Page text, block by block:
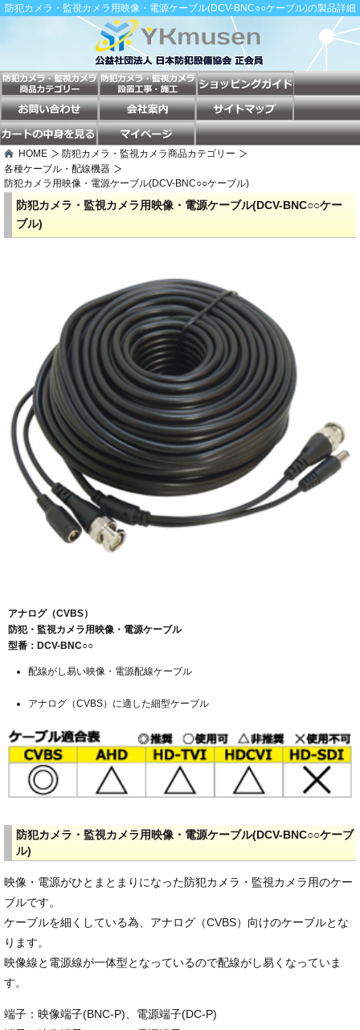
防犯カメラ・監視カメラ用映像・電源ケーブル(DCV-BNC○○ケーブル)の製品詳細
HOME
防犯カメラ・監視カメラ商品カテゴリー
各種ケーブル・配線機器
防犯カメラ用映像・電源ケーブル(DCV-BNC○○ケーブル)
防犯カメラ・監視カメラ用映像・電源ケーブル(DCV-BNC○○ケー
ブル)
アナログ（CVBS）
防犯・監視カメラ用映像・電源ケーブル
型番：DCV-BNC○○
配線がし易い映像・電源配線ケーブル
アナログ（CVBS）に適した細型ケーブル
防犯カメラ・監視カメラ用映像・電源ケーブル(DCV-BNC○○ケーブ
ル)
映像・電源がひとまとまりになった防犯カメラ・監視カメラ用のケー
ブルです。
ケーブルを細くしている為、アナログ（CVBS）向けのケーブルとな
ります。
映像線と電源線が一体型となっているので配線がし易くなっていま
す。
端子：映像端子(BNC-P)、電源端子(DC-P)